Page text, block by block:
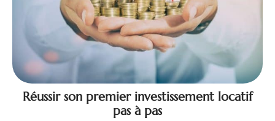
Réussir son premier investissement locatif
pas à pas